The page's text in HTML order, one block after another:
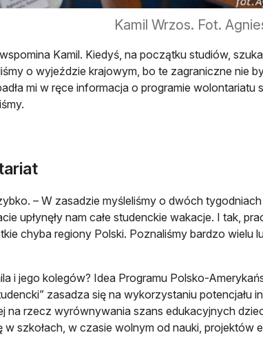
Kamil Wrzos. Fot.
Kamil. Kiedyś, na początku studiów,
o wyjeździe krajowym, bo te zagraniczne nie
mi w ręce informacja o programie wolontariatu
– W zasadzie myśleliśmy o dwóch tygodniach
upłynęły nam całe studenckie wakacje. I tak,
chyba regiony Polski. Poznaliśmy bardzo wielu
i jego kolegów? Idea Programu Polsko-
zasadza się na wykorzystaniu potencjału
na rzecz wyrównywania szans edukacyjnych
szkołach, w czasie wolnym od nauki, projektów